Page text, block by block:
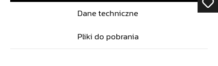
Dane techniczne
Pliki do pobrania